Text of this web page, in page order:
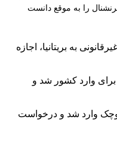
را به موقع دانست
به بریتانیا، اجازه
یک کامیون برای وارد کشور شد و
۲۰۱۹ با قایق کوچک وارد شد و درخواست